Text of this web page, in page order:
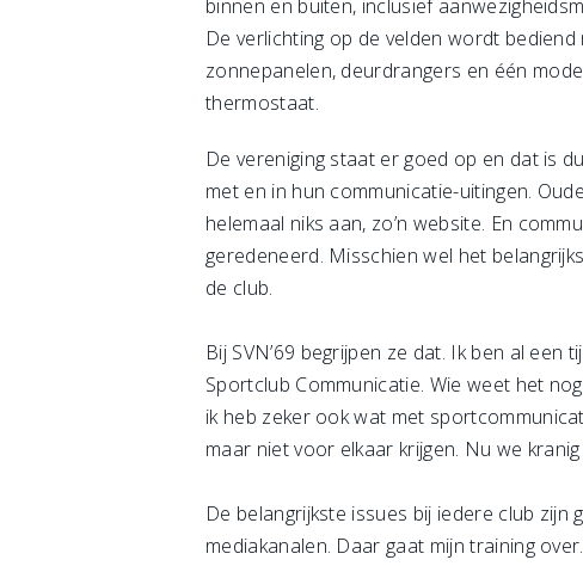
binnen en buiten, inclusief
De verlichting op de velden wordt
zonnepanelen, deurdrangers en één
thermostaat.
De vereniging staat er goed op en dat is
met en in hun communicatie-uitingen.
helemaal niks aan, zo’n website. En
geredeneerd. Misschien wel het
de club.
Bij SVN’69 begrijpen ze dat. Ik ben al
Sportclub Communicatie. Wie weet het
ik heb zeker ook wat met
maar niet voor elkaar krijgen. Nu we
De belangrijkste issues bij iedere club
mediakanalen. Daar gaat mijn training